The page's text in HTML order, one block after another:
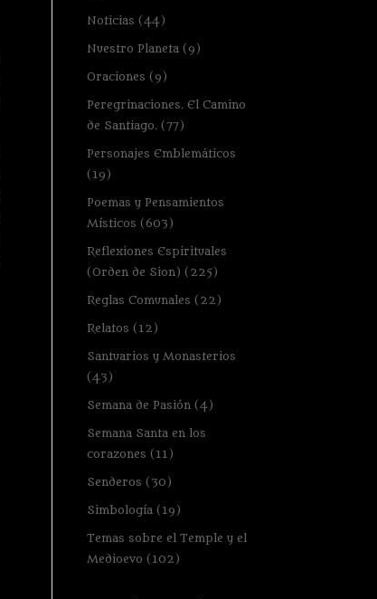
Noticias (44)
Nuestro Planeta (9)
Oraciones (9)
Peregrinaciones. El Camino
de Santiago. (77)
Personajes Emblemáticos
(19)
Poemas y Pensamientos
Místicos (603)
Reflexiones Espirituales
(Orden de Sion) (225)
Reglas Comunales (22)
Relatos (12)
Santuarios y Monasterios
(43)
Semana de Pasión (4)
Semana Santa en los
corazones (11)
Senderos (30)
Simbología (19)
Temas sobre el Temple y el
Medioevo (102)